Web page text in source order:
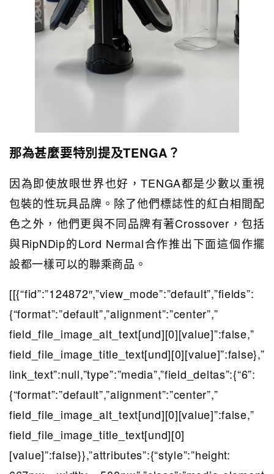
那為甚麼要特別提及TENGA？
因為即使放眼世界也好，TENGA都是少數以重視
包裝的性玩具品牌。除了他們標誌性的紅白相間配
色之外，他們更與不同品牌有著Crossover，包括
與RipNDip的Lord Nermal合作推出下面這個作擺
設都一樣可以的聯乘商品。
[[{“fid”:”124872″,”view_mode”:”default”,”fields”:
{“format”:”default”,”alignment”:”center”,”
field_file_image_alt_text[und][0][value]”:false,”
field_file_image_title_text[und][0][value]”:false},”
link_text”:null,”type”:”media”,”field_deltas”:{“6”:
{“format”:”default”,”alignment”:”center”,”
field_file_image_alt_text[und][0][value]”:false,”
field_file_image_title_text[und][0]
[value]”:false}},”attributes”:{“style”:”height: